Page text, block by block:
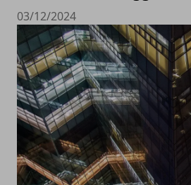
03/12/2024